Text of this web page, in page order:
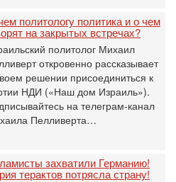
политологу политика и о чем
на закрытых встречах?
политолог Михаил
откровенно рассказывает
решении присоединиться к
НДИ («Наш дом Израиль»).
на телеграм-канал
Пелливерта…
захватили Германию!
терактов потрясла страну!